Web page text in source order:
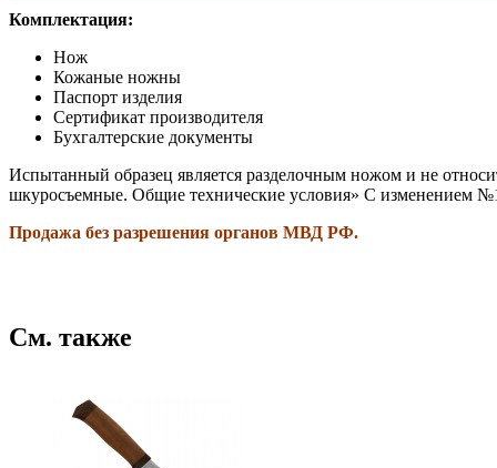
Комплектация:
Нож
Кожаные ножны
Паспорт изделия
Сертификат производителя
Бухгалтерские документы
Испытанный образец является разделочным ножом и не
шкуросъемные. Общие технические условия» С изменением
Продажа без разрешения органов МВД РФ.
См. также